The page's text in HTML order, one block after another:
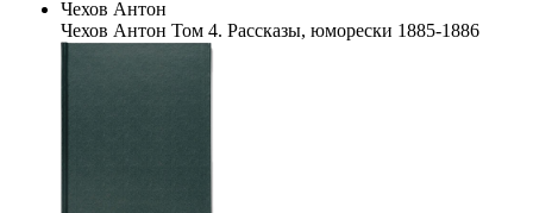
Чехов Антон
Чехов Антон Том 4. Рассказы, юморески 1885-1886